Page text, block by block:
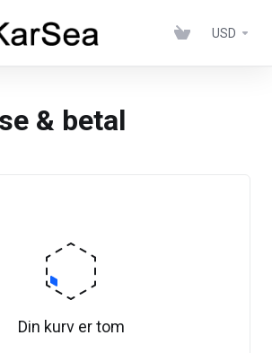
USD
& betal
Din kurv er tom